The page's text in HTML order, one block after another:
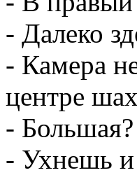
- Далеко
- Камера
центре
- Большая?
- Ухнешь и